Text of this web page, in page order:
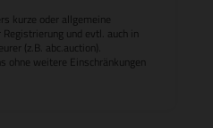
kurze oder allgemeine
und evtl. auch in
(z.B. abc.auction).
ohne weitere Einschränkungen